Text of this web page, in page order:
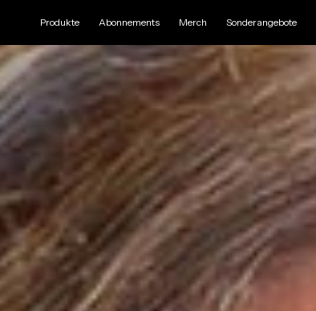
Produkte Abonnements Merch Sonderangebote